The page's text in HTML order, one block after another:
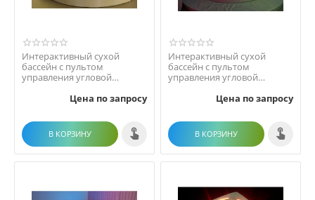
Интерактивный сухой
бассейн с пультом
управления угловой
Цена по запросу
В КОРЗИНУ
Интерактивный сухой
бассейн с пультом
управления угловой
Цена по запросу
В КОРЗИНУ